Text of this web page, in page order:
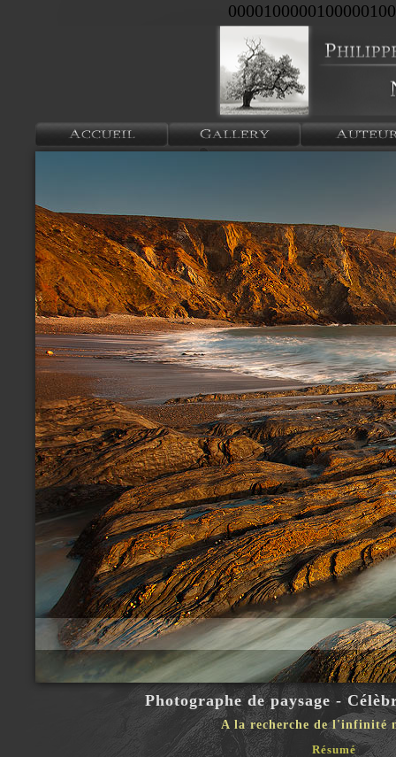
Photographe de paysage -
A la recherche de l'infinité
Résumé